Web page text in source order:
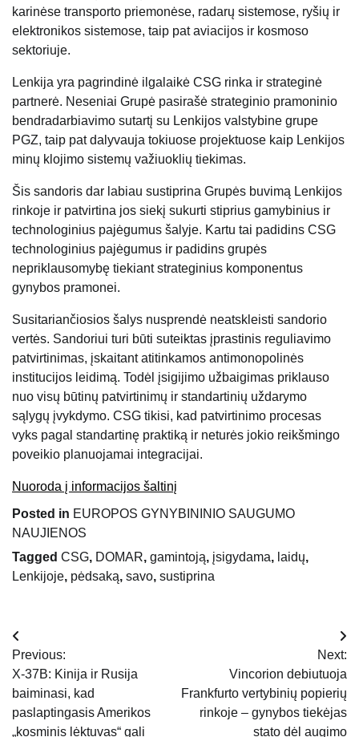
karinėse transporto priemonėse, radarų sistemose, ryšių ir
elektronikos sistemose, taip pat aviacijos ir kosmoso
sektoriuje.
Lenkija yra pagrindinė ilgalaikė CSG rinka ir strateginė
partnerė. Neseniai Grupė pasirašė strateginio pramoninio
bendradarbiavimo sutartį su Lenkijos valstybine grupe
PGZ, taip pat dalyvauja tokiuose projektuose kaip Lenkijos
minų klojimo sistemų važiuoklių tiekimas.
Šis sandoris dar labiau sustiprina Grupės buvimą Lenkijos
rinkoje ir patvirtina jos siekį sukurti stiprius gamybinius ir
technologinius pajėgumus šalyje. Kartu tai padidins CSG
technologinius pajėgumus ir padidins grupės
nepriklausomybę tiekiant strateginius komponentus
gynybos pramonei.
Susitariančiosios šalys nusprendė neatskleisti sandorio
vertės. Sandoriui turi būti suteiktas įprastinis reguliavimo
patvirtinimas, įskaitant atitinkamos antimonopolinės
institucijos leidimą. Todėl įsigijimo užbaigimas priklauso
nuo visų būtinų patvirtinimų ir standartinių uždarymo
sąlygų įvykdymo. CSG tikisi, kad patvirtinimo procesas
vyks pagal standartinę praktiką ir neturės jokio reikšmingo
poveikio planuojamai integracijai.
Nuoroda į informacijos šaltinį
Posted in EUROPOS GYNYBININIO SAUGUMO
NAUJIENOS
Tagged CSG, DOMAR, gamintoją, įsigydama, laidų,
Lenkijoje, pėdsaką, savo, sustiprina
Navigacija
tarp
įrašų
Previous:
X-37B: Kinija ir Rusija
baiminasi, kad
paslaptingasis Amerikos
„kosminis lėktuvas“ gali
Next:
Vincorion debiutuoja
Frankfurto vertybinių popierių
rinkoje – gynybos tiekėjas
stato dėl augimo